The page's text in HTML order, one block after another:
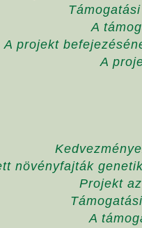
A
A projekt
A
növényfajták
Projekt
A